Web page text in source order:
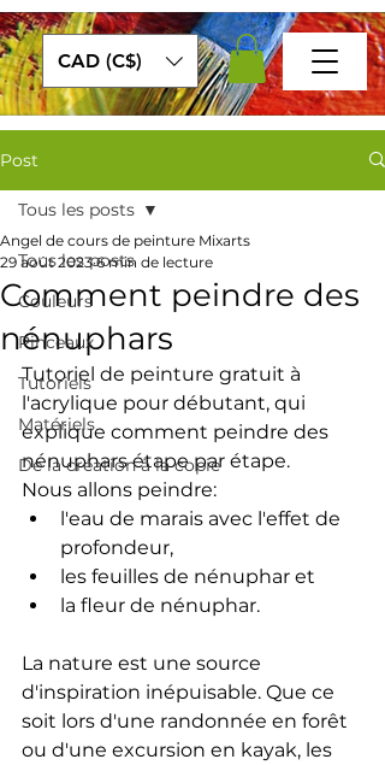
CAD (C$)
Post
Tous les posts
Couleurs
Pinceaux
Tutoriels
Matériels
De la création à la copie
Tous les posts
Comment peindre des
nénuphars
Angel de cours de peinture Mixarts
29 août 2023 6 min de lecture
Tutoriel de peinture gratuit à
l'acrylique pour débutant, qui
explique comment peindre des
nénuphars étape par étape.
Nous allons peindre:
l'eau de marais avec l'effet de
profondeur,
les feuilles de nénuphar et
la fleur de nénuphar.
La nature est une source
d'inspiration inépuisable. Que ce
soit lors d'une randonnée en forêt
ou d'une excursion en kayak, les